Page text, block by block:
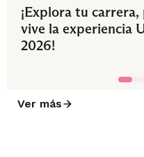
¡Explora tu
vive la experiencia
2026!
Ver más